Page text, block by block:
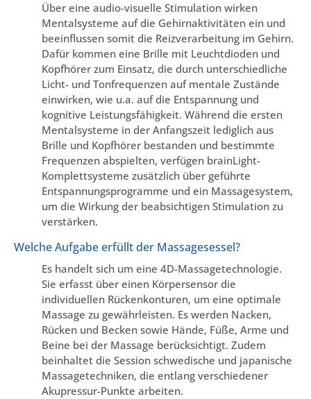
Über eine audio-visuelle Stimulation wirken
Mentalsysteme auf die Gehirnaktivitäten ein und
beeinflussen somit die Reizverarbeitung im Gehirn.
Dafür kommen eine Brille mit Leuchtdioden und
Kopfhörer zum Einsatz, die durch unterschiedliche
Licht- und Tonfrequenzen auf mentale Zustände
einwirken, wie u.a. auf die Entspannung und
kognitive Leistungsfähigkeit. Während die ersten
Mentalsysteme in der Anfangszeit lediglich aus
Brille und Kopfhörer bestanden und bestimmte
Frequenzen abspielten, verfügen brainLight-
Komplettsysteme zusätzlich über geführte
Entspannungsprogramme und ein Massagesystem,
um die Wirkung der beabsichtigen Stimulation zu
verstärken.
Welche Aufgabe erfüllt der Massagesessel?
Es handelt sich um eine 4D-Massagetechnologie.
Sie erfasst über einen Körpersensor die
individuellen Rückenkonturen, um eine optimale
Massage zu gewährleisten. Es werden Nacken,
Rücken und Becken sowie Hände, Füße, Arme und
Beine bei der Massage berücksichtigt. Zudem
beinhaltet die Session schwedische und japanische
Massagetechniken, die entlang verschiedener
Akupressur-Punkte arbeiten.